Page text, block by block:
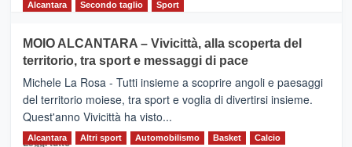
Torna
la
Supermaratona
dell’Etna
Alcantara Secondo taglio Sport
MOIO ALCANTARA – Vivicittà, alla scoperta del
territorio, tra sport e messaggi di pace
Michele La Rosa - Tutti insieme a scoprire angoli e paesaggi
del territorio moiese, tra sport e voglia di divertirsi insieme.
Quest'anno Vivicittà ha visto...
Leggi tutto Leggi
Alcantara Altri sport Automobilismo Basket
Calcio